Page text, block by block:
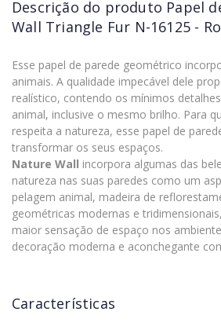
Descrição do produto Papel
Wall Triangle Fur N-16125 -
Esse papel de parede geométrico
animais. A qualidade impecável dele
realístico, contendo os mínimos
animal, inclusive o mesmo brilho. Para
respeita a natureza, esse papel de
transformar os seus espaços.
Nature Wall incorpora algumas das
natureza nas suas paredes como um
pelagem animal, madeira de
geométricas modernas e
maior sensação de espaço nos
decoração moderna e aconchegante
Características